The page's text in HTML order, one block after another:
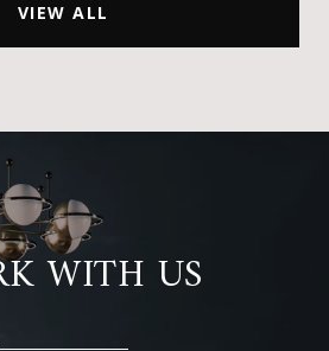
VIEW ALL
WITH US